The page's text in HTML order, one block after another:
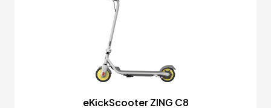
eKickScooter ZING C8